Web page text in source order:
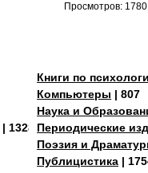
Просмотров: 1780
| 13288
Книги по
Компьютеры | 807
Наука и
Периодические
Поэзия и
Публицистика |